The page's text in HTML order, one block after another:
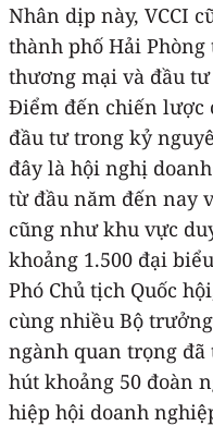
Nhân dịp này, VCCI
thành phố Hải
thương mại và đầu
Điểm đến chiến lược
đầu tư trong kỷ
đây là hội nghị
từ đầu năm đến nay
cũng như khu vực
khoảng 1.500 đại
Phó Chủ tịch Quốc
cùng nhiều Bộ
ngành quan trọng
hút khoảng 50 đoàn
hiệp hội doanh